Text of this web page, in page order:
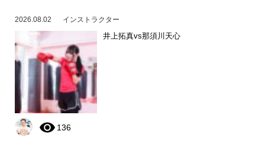
2026.08.02 インストラクター
井上拓真vs那須川天心
136